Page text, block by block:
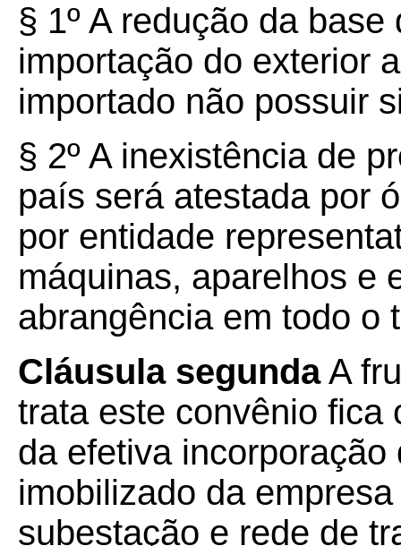
§ 1º A redução da
importação do exterior
importado não possuir
§ 2º A inexistência de
país será atestada por
por entidade
máquinas, aparelhos e
abrangência em todo o
Cláusula segundaA
trata este convênio fica
da efetiva
imobilizado da
subestação e rede de